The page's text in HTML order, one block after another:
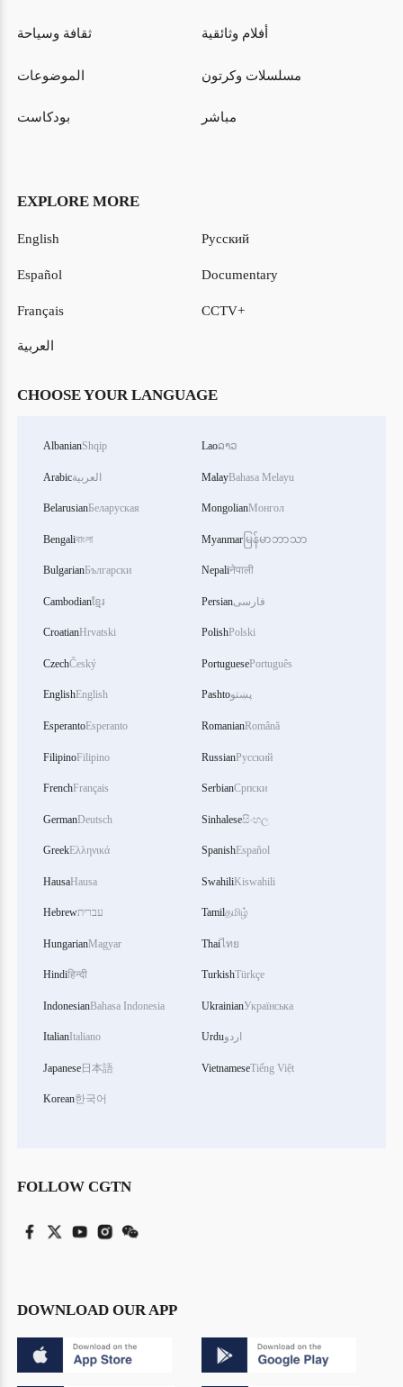
ثقافة وسياحة أفلام وثائقية
الموضوعات مسلسلات وكرتون
بودكاست مباشر
EXPLORE MORE
English
Español
Français
العربية
Русский
Documentary
CCTV+
CHOOSE YOUR LANGUAGE
AlbanianShqip
Arabicالعربية
BelarusianБеларуская
Bengaliবাংলা
BulgarianБългарски
Cambodianខ្មែរ
CroatianHrvatski
CzechČeský
EnglishEnglish
EsperantoEsperanto
FilipinoFilipino
FrenchFrançais
GermanDeutsch
GreekΕλληνικά
HausaHausa
Hebrewעברית
HungarianMagyar
Hindiहिन्दी
IndonesianBahasa Indonesia
ItalianItaliano
Japanese日本語
Korean한국어
Laoລາວ
MalayBahasa Melayu
MongolianМонгол
Myanmar မြန်မာဘာသာ
Nepaliनेपाली
Persianفارسی
PolishPolski
PortuguesePortuguês
Pashtoپښتو
RomanianRomână
RussianРусский
SerbianСрпски
Sinhaleseසිංහල
SpanishEspañol
SwahiliKiswahili
Tamilதமிழ்
Thaiไทย
TurkishTürkçe
UkrainianУкраїнська
Urduاردو
VietnameseTiếng Việt
FOLLOW CGTN
DOWNLOAD OUR APP